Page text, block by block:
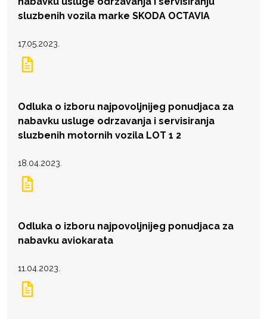
sluzbenih vozila marke SKODA OCTAVIA
17.05.2023.
Odluka o izboru najpovoljnijeg ponudjaca za
nabavku usluge odrzavanja i servisiranja
sluzbenih motornih vozila LOT 1 2
18.04.2023.
Odluka o izboru najpovoljnijeg ponudjaca za
nabavku aviokarata
11.04.2023.